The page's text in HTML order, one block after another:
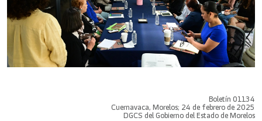
Boletín 01134
Cuernavaca, Morelos; 24 de febrero de 2025
DGCS del Gobierno del Estado de Morelos